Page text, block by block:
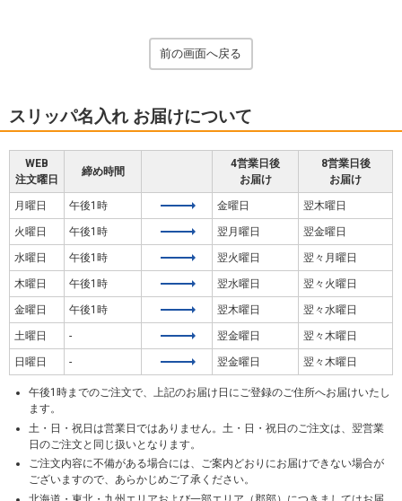
前の画面へ戻る
スリッパ名入れ お届けについて
WEB
注文曜日
締め時間
4営業日後
お届け
8営業日後
お届け
月曜日 午後1時 金曜日 翌木曜日
火曜日 午後1時 翌月曜日 翌金曜日
水曜日 午後1時 翌火曜日 翌々月曜日
木曜日 午後1時 翌水曜日 翌々火曜日
金曜日 午後1時 翌木曜日 翌々水曜日
土曜日 - 翌金曜日 翌々木曜日
日曜日 - 翌金曜日 翌々木曜日
午後1時までのご注文で、上記のお届け日にご登録のご住所へお届けいたし
ます。
土・日・祝日は営業日ではありません。土・日・祝日のご注文は、翌営業
日のご注文と同じ扱いとなります。
ご注文内容に不備がある場合には、ご案内どおりにお届けできない場合が
ございますので、あらかじめご了承ください。